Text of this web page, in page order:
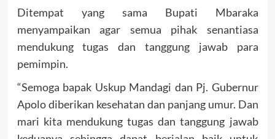
Ditempat yang sama Bupati Mbaraka
menyampaikan agar semua pihak senantiasa
mendukung tugas dan tanggung jawab para
pemimpin.
“Semoga bapak Uskup Mandagi dan Pj. Gubernur
Apolo diberikan kesehatan dan panjang umur. Dan
mari kita mendukung tugas dan tanggung jawab